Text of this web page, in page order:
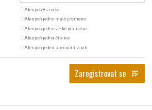
radio_button_uncheckedAlespoň 8 znaků
radio_button_uncheckedAlespoň jedno malé písmeno
radio_button_uncheckedAlespoň jedno velké písmeno
radio_button_uncheckedAlespoň jedna číslice
radio_button_uncheckedAlespoň jeden speciální znak
Zaregistrovat se app_registration